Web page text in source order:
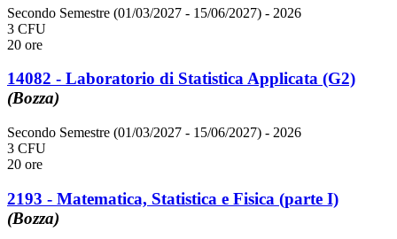
Secondo Semestre (01/03/2027 - 15/06/2027) - 2026
3 CFU
20 ore
14082 - Laboratorio di Statistica Applicata (G2)
(Bozza)
Secondo Semestre (01/03/2027 - 15/06/2027) - 2026
3 CFU
20 ore
2193 - Matematica, Statistica e Fisica (parte I)
(Bozza)